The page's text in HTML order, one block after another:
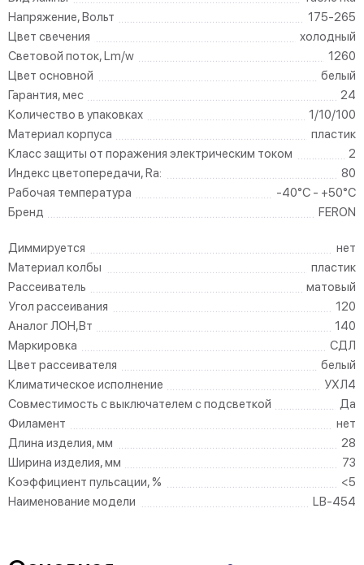
Напряжение, Вольт
175-265
Цвет свечения
холодный
Световой поток, Lm/w
1260
Цвет основной
белый
Гарантия, мес
24
Количество в упаковках
1/10/100
Материал корпуса
пластик
Класс защиты от поражения электрическим током
2
Индекс цветопередачи, Ra:
80
Рабочая температура
-40°C - +50°C
Бренд
FERON
Диммируется
нет
Материал колбы
пластик
Рассеиватель
матовый
Угол рассеивания
120
Аналог ЛОН,Вт
140
Маркировка
СДЛ
Цвет рассеивателя
белый
Климатическое исполнение
УХЛ4
Совместимость с выключателем с подсветкой
Да
Филамент
нет
Длина изделия, мм
28
Ширина изделия, мм
73
Коэффициент пульсации, %
<5
Наименование модели
LB-454